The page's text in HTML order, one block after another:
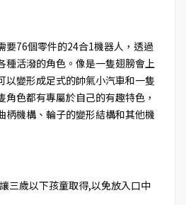
要76個零件的24合1機器人，透過
種活潑的角色。像是一隻翅膀會上
以變形成足式的帥氣小汽車和一隻
色都有專屬於自己的有趣特色，
柄機構、輪子的變形結構和其他機
三歲以下孩童取得,以免放入口中